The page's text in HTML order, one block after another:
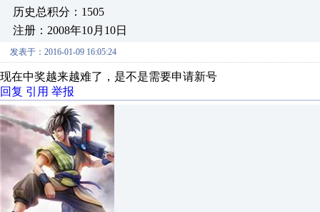
历史总积分：1505
注册：2008年10月10日
发表于：2016-01-09 16:05:24
现在中奖越来越难了，是不是需要申请新号
回复 引用 举报